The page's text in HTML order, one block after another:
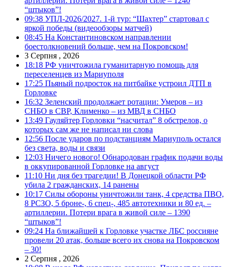
“штыков”!
09:38 УПЛ-2026/2027. 1-й тур: “Шахтер” стартовал с
яркой победы (видеообзоры матчей)
08:45 На Константиновском направлении
боестолкновений больше, чем на Покровском!
3 Серпня , 2026
18:18 РФ уничтожила гуманитарную помощь для
переселенцев из Мариуполя
17:25 Пьяный подросток на питбайке устроил ДТП в
Горловке
16:32 Зеленский продолжает ротации: Умеров – из
СНБО в СВР, Клименко – из МВД в СНБО
13:49 Гауляйтер Горловки “насчитал” 8 обстрелов, о
которых сам же не написал ни слова
12:56 После ударов по подстанциям Мариуполь остался
без света, воды и связи
12:03 Ничего нового! Обнародован график подачи воды
в оккупированной Горловке на август
11:10 Ни дня без трагедии! В Донецкой области РФ
убила 2 гражданских, 14 ранены
10:17 Силы обороны уничтожили танк, 4 средства ПВО,
8 РСЗО, 5 броне-, 6 спец-, 485 автотехники и 80 ед. –
артиллерии. Потери врага в живой силе – 1390
“штыков”!
09:24 На ближайшей к Горловке участке ЛБС россияне
провели 20 атак, больше всего их снова на Покровском
– 30!
2 Серпня , 2026